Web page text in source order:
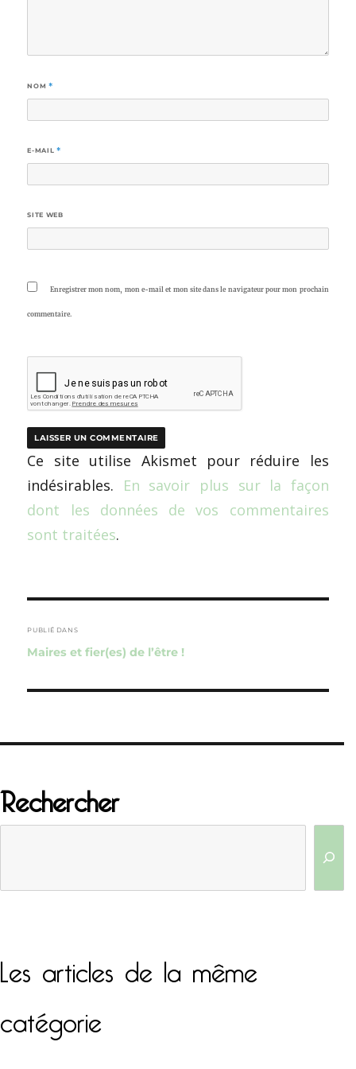
NOM *
E-MAIL *
SITE WEB
Enregistrer mon nom, mon e-mail et mon site dans le navigateur pour mon prochain
commentaire.
Ce site utilise Akismet pour réduire les
indésirables. En savoir plus sur la façon
dont les données de vos commentaires
sont traitées.
de
l’article
PUBLIÉ DANS
Maires et fier(es) de l’être !
Rechercher
Les articles de la même
catégorie